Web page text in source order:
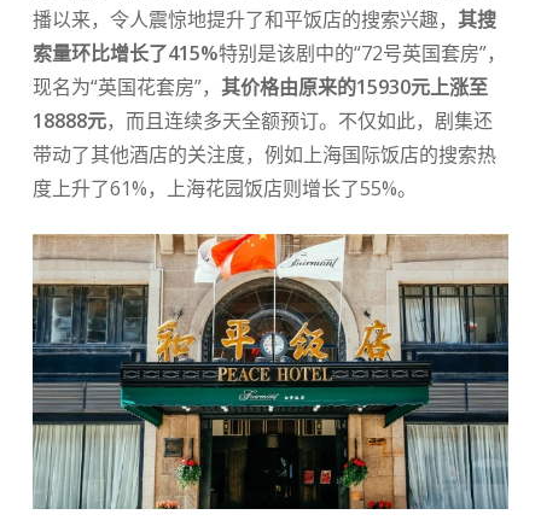
播以来，令人震惊地提升了和平饭店的搜索兴趣， 其搜
索量环比增长了415%特别是该剧中的“72号英国套房”，
现名为“英国花套房”， 其价格由原来的15930元上涨至
18888元，而且连续多天全额预订。不仅如此，剧集还
带动了其他酒店的关注度，例如上海国际饭店的搜索热
度上升了61%，上海花园饭店则增长了55%。